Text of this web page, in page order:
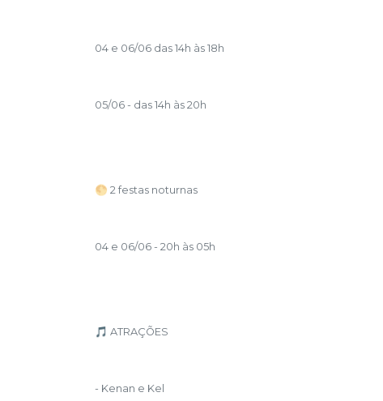
04 e 06/06 das 14h às 18h
05/06 - das 14h às 20h
🌕 2 festas noturnas
04 e 06/06 - 20h às 05h
🎵 ATRAÇÕES
- Kenan e Kel